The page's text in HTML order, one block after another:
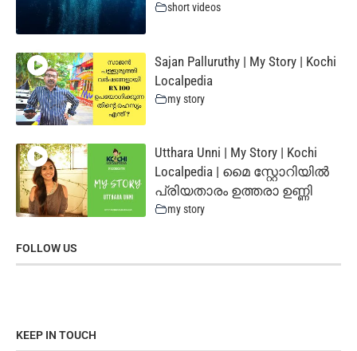
short videos
Sajan Palluruthy | My Story | Kochi
Localpedia
my story
Utthara Unni | My Story | Kochi
Localpedia | മൈ സ്റ്റോറിയില്‍
പ്രിയതാരം ഉത്തരാ ഉണ്ണി
my story
FOLLOW US
KEEP IN TOUCH